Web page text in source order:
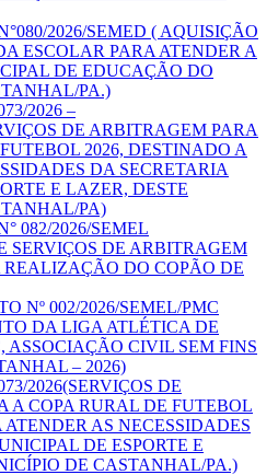
2026/SEMED ( AQUISIÇÃO
ESCOLAR PARA ATENDER A
DE EDUCAÇÃO DO
PA.)
2026 –
DE ARBITRAGEM PARA
2026, DESTINADO A
DA SECRETARIA
E LAZER, DESTE
PA)
082/2026/SEMEL
SERVIÇOS DE ARBITRAGEM
REALIZAÇÃO DO COPÃO DE
Nº 002/2026/SEMEL/PMC
DA LIGA ATLÉTICA DE
CIVIL SEM FINS
– 2026)
2026(SERVIÇOS DE
A COPA RURAL DE FUTEBOL
AS NECESSIDADES
DE ESPORTE E
DE CASTANHAL/PA.)